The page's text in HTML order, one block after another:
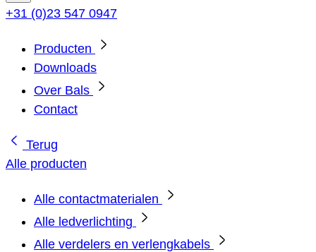
+31 (0)23 547 0947
Producten
Downloads
Over Bals
Contact
Terug
Alle producten
Alle contactmaterialen
Alle ledverlichting
Alle verdelers en verlengkabels